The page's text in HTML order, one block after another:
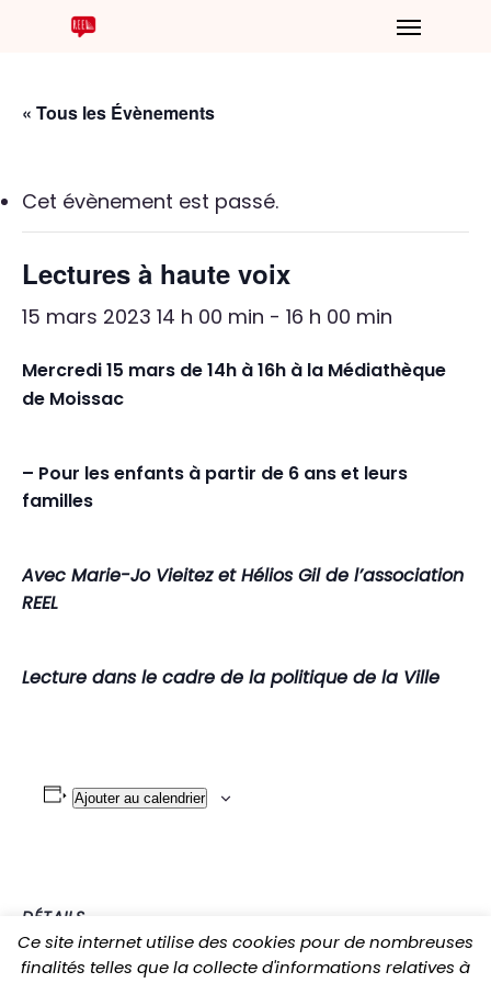
« Tous les Évènements
Cet évènement est passé.
Lectures à haute voix
15 mars 2023 14 h 00 min - 16 h 00 min
Mercredi 15 mars de 14h à 16h à la Médiathèque
de Moissac
– Pour les enfants à partir de 6 ans et leurs
familles
Avec Marie-Jo Vieitez et Hélios Gil de l’association
REEL
Lecture dans le cadre de la politique de la Ville
Ajouter au calendrier
DÉTAILS
Date :
Ce site internet utilise des cookies pour de nombreuses
finalités telles que la collecte d'informations relatives à